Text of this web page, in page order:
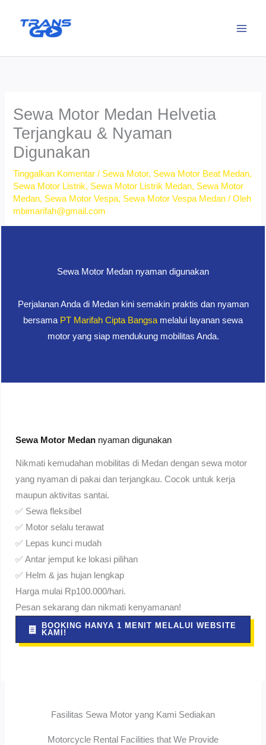
Sewa Motor Medan Helvetia
Terjangkau & Nyaman
Digunakan
Tinggalkan Komentar / Sewa Motor, Sewa Motor Beat Medan,
Sewa Motor Listrik, Sewa Motor Listrik Medan, Sewa Motor
Medan, Sewa Motor Vespa, Sewa Motor Vespa Medan / Oleh
mbimarifah@gmail.com
Sewa Motor Medan nyaman digunakan
Perjalanan Anda di Medan kini semakin praktis dan nyaman
bersama PT Marifah Cipta Bangsa melalui layanan sewa
motor yang siap mendukung mobilitas Anda.
Sewa Motor Medan nyaman digunakan
Nikmati kemudahan mobilitas di Medan dengan sewa motor
yang nyaman di pakai dan terjangkau. Cocok untuk kerja
maupun aktivitas santai.
✅ Sewa fleksibel
✅ Motor selalu terawat
✅ Lepas kunci mudah
✅ Antar jemput ke lokasi pilihan
✅ Helm & jas hujan lengkap
Harga mulai Rp100.000/hari.
Pesan sekarang dan nikmati kenyamanan!
BOOKING HANYA 1 MENIT MELALUI WEBSITE
KAMI!
Fasilitas Sewa Motor yang Kami Sediakan
Motorcycle Rental Facilities that We Provide